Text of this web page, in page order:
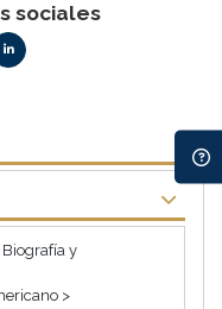
sociales
Biografía y
>